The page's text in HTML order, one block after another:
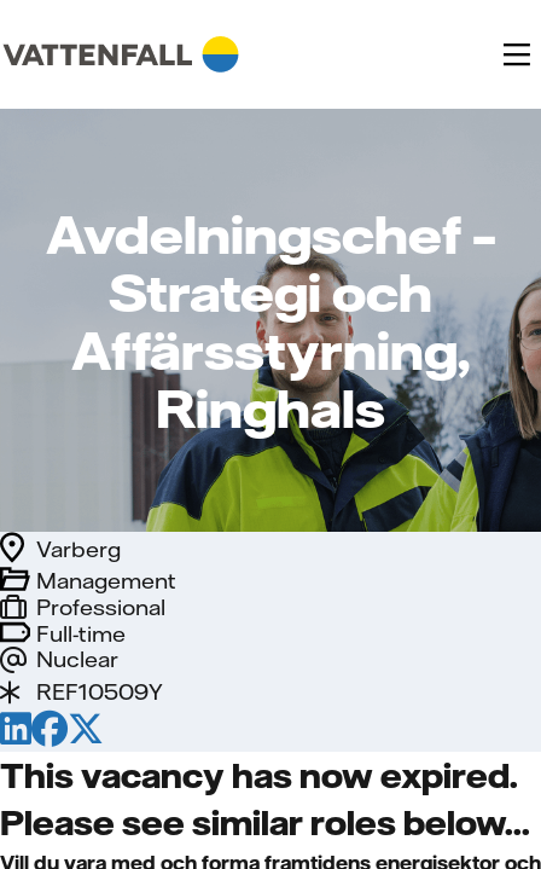
Avdelningschef –
Strategi och
Affärsstyrning,
Ringhals
Full-time
Nuclear
Management
Varberg
Professional
REF10509Y
This vacancy has now expired.
Please see similar roles below...
Vill du vara med och forma framtidens energisektor och